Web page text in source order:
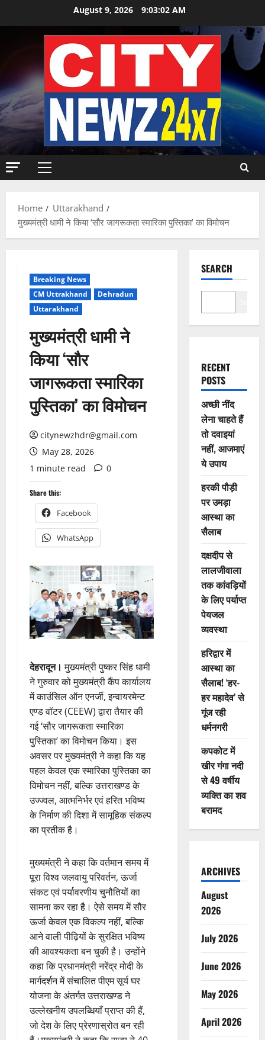
August 9, 2026 9:03:03 AM
Primary
Home
Uttarakhand
मुख्यमंत्री धामी ने किया ‘सौर जागरूकता स्मारिका पुस्तिका’ का विमोचन
Breaking News
CM Uttrakhand
Dehradun
Uttarakhand
मुख्यमंत्री धामी ने
किया ‘सौर
जागरूकता स्मारिका
पुस्तिका’ का विमोचन
citynewzhdr@gmail.com
May 28, 2026
1 minute read
0
Share this:
Facebook
WhatsApp
देहरादून। मुख्यमंत्री पुष्कर सिंह धामी
ने गुरुवार को मुख्यमंत्री कैंप कार्यालय
में काउंसिल ऑन एनर्जी, इन्वायरमेन्ट
एण्ड वॉटर (CEEW) द्वारा तैयार की
गई ‘सौर जागरूकता स्मारिका
पुस्तिका’ का विमोचन किया। इस
अवसर पर मुख्यमंत्री ने कहा कि यह
पहल केवल एक स्मारिका पुस्तिका का
विमोचन नहीं, बल्कि उत्तराखण्ड के
उज्ज्वल, आत्मनिर्भर एवं हरित भविष्य
के निर्माण की दिशा में सामूहिक संकल्प
का प्रतीक है।
मुख्यमंत्री ने कहा कि वर्तमान समय में
पूरा विश्व जलवायु परिवर्तन, ऊर्जा
संकट एवं पर्यावरणीय चुनौतियों का
सामना कर रहा है। ऐसे समय में सौर
ऊर्जा केवल एक विकल्प नहीं, बल्कि
आने वाली पीढ़ियों के सुरक्षित भविष्य
की आवश्यकता बन चुकी है। उन्होंने
कहा कि प्रधानमंत्री नरेंद्र मोदी के
मार्गदर्शन में संचालित पीएम सूर्य घर
योजना के अंतर्गत उत्तराखण्ड ने
उल्लेखनीय उपलब्धियाँ प्राप्त की हैं,
जो देश के लिए प्रेरणास्रोत बन रही
SEARCH
RECENT
POSTS
अच्छी नींद
लेना चाहते हैं
तो दवाइयां
नहीं, आजमाएं
ये उपाय
हरकी पौड़ी
पर उमड़ा
आस्था का
सैलाब
दक्षदीप से
लालजीवाला
तक कांवड़ियों
के लिए पर्याप्त
पेयजल
व्यवस्था
हरिद्वार में
आस्था का
सैलाब! ‘हर-
हर महादेव’ से
गूंज रही
धर्मनगरी
कपकोट में
खीर गंगा नदी
से 49 वर्षीय
व्यक्ति का शव
बरामद
ARCHIVES
August
2026
July 2026
June 2026
May 2026
April 2026